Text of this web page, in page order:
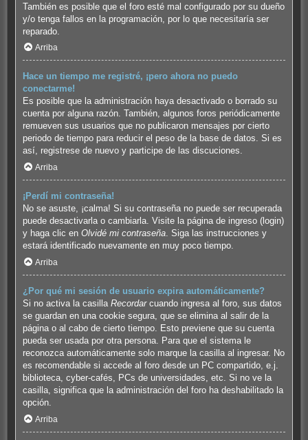
También es posible que el foro esté mal configurado por su dueño
y/o tenga fallos en la programación, por lo que necesitaría ser
reparado.
Arriba
Hace un tiempo me registré, ¡pero ahora no puedo
conectarme!
Es posible que la administración haya desactivado o borrado su
cuenta por alguna razón. También, algunos foros periódicamente
remueven sus usuarios que no publicaron mensajes por cierto
periodo de tiempo para reducir el peso de la base de datos. Si es
así, registrese de nuevo y participe de las discuciones.
Arriba
¡Perdí mi contraseña!
No se asuste, ¡calma! Si su contraseña no puede ser recuperada
puede desactivarla o cambiarla. Visite la página de ingreso (login)
y haga clic en Olvidé mi contraseña. Siga las instrucciones y
estará identificado nuevamente en muy poco tiempo.
Arriba
¿Por qué mi sesión de usuario expira automáticamente?
Si no activa la casilla Recordarcuando ingresa al foro, sus datos
se guardan en una cookie segura, que se elimina al salir de la
página o al cabo de cierto tiempo. Esto previene que su cuenta
pueda ser usada por otra persona. Para que el sistema le
reconozca automáticamente solo marque la casilla al ingresar. No
es recomendable si accede al foro desde un PC compartido, e.j.
biblioteca, cyber-cafés, PCs de universidades, etc. Si no ve la
casilla, significa que la administración del foro ha deshabilitado la
opción.
Arriba